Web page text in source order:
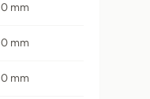
0 mm
0 mm
0 mm